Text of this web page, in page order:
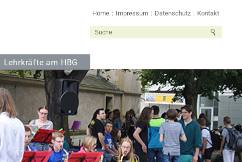
Home Impressum Datenschutz Kontakt
Lehrkräfte am HBG